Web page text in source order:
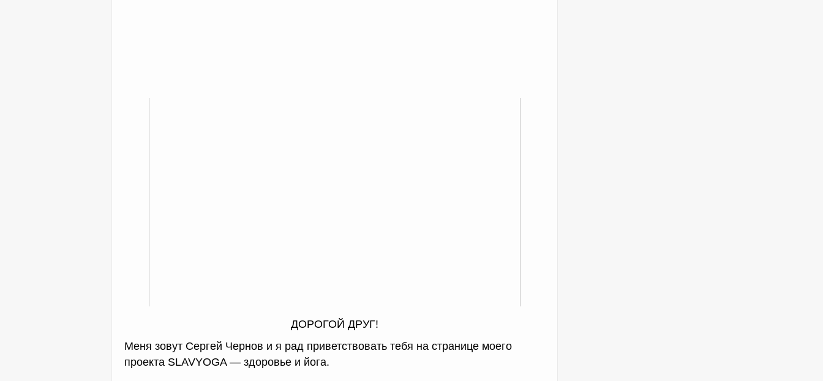
ДОРОГОЙ ДРУГ!
Меня зовут Сергей Чернов и я рад приветствовать тебя на странице моего
проекта SLAVYOGA — здоровье и йога.